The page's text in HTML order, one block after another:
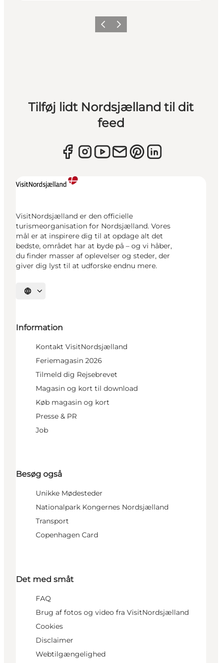
ForrigeNæste
Tilføj lidt Nordsjælland til dit
feed
VisitNordsjælland er den officielle
turismeorganisation for Nordsjælland. Vores
mål er at inspirere dig til at opdage alt det
bedste, området har at byde på – og vi håber,
du finder masser af oplevelser og steder, der
giver dig lyst til at udforske endnu mere.
Vælg sprog
Information
Kontakt VisitNordsjælland
Feriemagasin 2026
Tilmeld dig Rejsebrevet
Magasin og kort til download
Køb magasin og kort
Presse & PR
Job
Besøg også
Unikke Mødesteder
Nationalpark Kongernes Nordsjælland
Transport
Copenhagen Card
Det med småt
FAQ
Brug af fotos og video fra VisitNordsjælland
Cookies
Disclaimer
Webtilgængelighed